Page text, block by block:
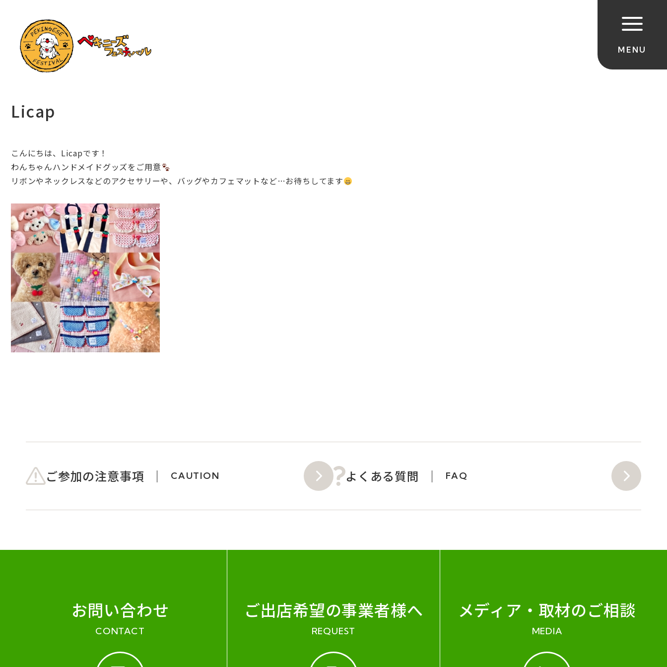
Licap
こんにちは、Licapです！
わんちゃんハンドメイドグッズをご用意
リボンやネックレスなどのアクセサリーや、バッグやカフェマットなど…お待ちしてます
ご参加の注意事項 CAUTION よくある質問 FAQ
お問い合わせ
CONTACT
ご出店希望の事業者様へ
REQUEST
メディア・ 取材のご相談
MEDIA